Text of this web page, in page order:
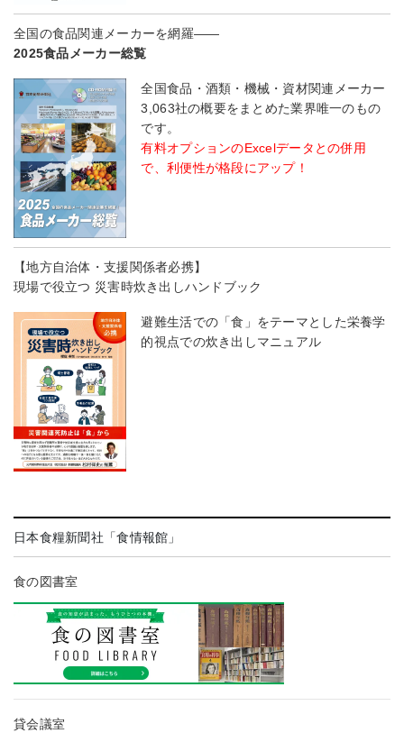
全国の食品関連メーカーを網羅――
2025食品メーカー総覧
全国食品・酒類・機械・資材関連メーカー
3,063社の概要をまとめた業界唯一のもの
です。
有料オプションのExcelデータとの併用
で、利便性が格段にアップ！
【地方自治体・支援関係者必携】
現場で役立つ 災害時炊き出しハンドブック
避難生活での「食」をテーマとした栄養学
的視点での炊き出しマニュアル
日本食糧新聞社「食情報館」
食の図書室
貸会議室